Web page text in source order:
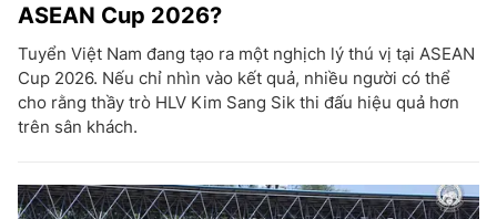
ASEAN Cup 2026?
Tuyển Việt Nam đang tạo ra một nghịch lý thú vị tại ASEAN
Cup 2026. Nếu chỉ nhìn vào kết quả, nhiều người có thể
cho rằng thầy trò HLV Kim Sang Sik thi đấu hiệu quả hơn
trên sân khách.